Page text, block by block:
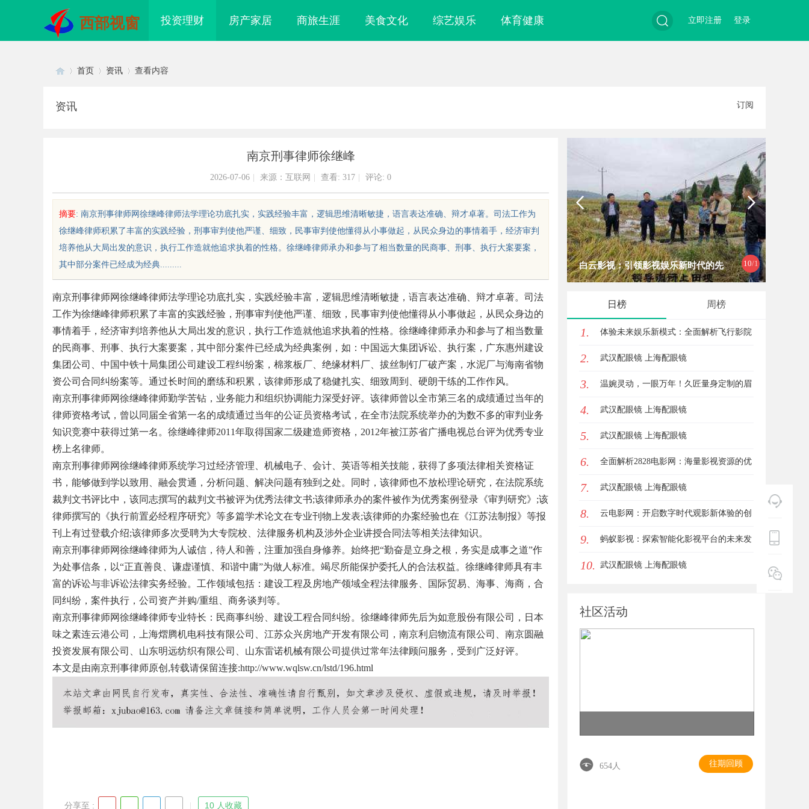
西部视窗 投资理财 房产家居 商旅生涯 美食文化 综艺娱乐 体育健康 登录
立即注册
sc
uz
!
Bo
首页 资讯 查看内容
资讯 订阅
南京刑事律师徐继峰
2026-07-06 来源：互联网 查看: 317 评论: 0
摘要: 南京刑事律师网徐继峰律师法学理论功底扎实，实践经验丰富，逻辑思维清晰敏捷，语言表达准确、辩才卓著。司法工作为
徐继峰律师积累了丰富的实践经验，刑事审判使他严谨、细致，民事审判使他懂得从小事做起，从民众身边的事情着手，经济审判
培养他从大局出发的意识，执行工作造就他追求执着的性格。徐继峰律师承办和参与了相当数量的民商事、刑事、执行大案要案，
其中部分案件已经成为经典.........
南京刑事律师网徐继峰律师法学理论功底扎实，实践经验丰富，逻辑思维清晰敏捷，语言表达准确、辩才卓著。司法
工作为徐继峰律师积累了丰富的实践经验，刑事审判使他严谨、细致，民事审判使他懂得从小事做起，从民众身边的
事情着手，经济审判培养他从大局出发的意识，执行工作造就他追求执着的性格。徐继峰律师承办和参与了相当数量
的民商事、刑事、执行大案要案，其中部分案件已经成为经典案例，如：中国远大集团诉讼、执行案，广东惠州建设
集团公司、中国中铁十局集团公司建设工程纠纷案，棉浆板厂、绝缘材料厂、拔丝制钉厂破产案，水泥厂与海南省物
资公司合同纠纷案等。通过长时间的磨练和积累，该律师形成了稳健扎实、细致周到、硬朗干练的工作作风。
南京刑事律师网徐继峰律师勤学苦钻，业务能力和组织协调能力深受好评。该律师曾以全市第三名的成绩通过当年的
律师资格考试，曾以同届全省第一名的成绩通过当年的公证员资格考试，在全市法院系统举办的为数不多的审判业务
知识竞赛中获得过第一名。徐继峰律师2011年取得国家二级建造师资格，2012年被江苏省广播电视总台评为优秀专业
榜上名律师。
南京刑事律师网徐继峰律师系统学习过经济管理、机械电子、会计、英语等相关技能，获得了多项法律相关资格证
书，能够做到学以致用、融会贯通，分析问题、解决问题有独到之处。同时，该律师也不放松理论研究，在法院系统
裁判文书评比中，该同志撰写的裁判文书被评为优秀法律文书;该律师承办的案件被作为优秀案例登录《审判研究》;该
律师撰写的《执行前置必经程序研究》等多篇学术论文在专业刊物上发表;该律师的办案经验也在《江苏法制报》等报
刊上有过登载介绍;该律师多次受聘为大专院校、法律服务机构及涉外企业讲授合同法等相关法律知识。
南京刑事律师网徐继峰律师为人诚信，待人和善，注重加强自身修养。始终把“勤奋是立身之根，务实是成事之道”作
为处事信条，以“正直善良、谦虚谨慎、和谐中庸”为做人标准。竭尽所能保护委托人的合法权益。徐继峰律师具有丰
富的诉讼与非诉讼法律实务经验。工作领域包括：建设工程及房地产领域全程法律服务、国际贸易、海事、海商，合
同纠纷，案件执行，公司资产并购/重组、商务谈判等。
南京刑事律师网徐继峰律师专业特长：民商事纠纷、建设工程合同纠纷。徐继峰律师先后为如意股份有限公司，日本
味之素连云港公司，上海熠腾机电科技有限公司、江苏众兴房地产开发有限公司，南京利启物流有限公司、南京圆融
投资发展有限公司、山东明远纺织有限公司、山东雷诺机械有限公司提供过常年法律顾问服务，受到广泛好评。
本文是由南京刑事律师原创,转载请保留连接:http://www.wqlsw.cn/lstd/196.html
分享至 : 10 人收藏
1/10
武汉配眼镜 上海配眼镜
锋力量
开店最怕“搜不到”为什么隔壁店铺没
日榜 周榜
1. 体验未来娱乐新模式：全面解析飞行影院
的魅力与发展前景
2. 武汉配眼镜 上海配眼镜
3. 温婉灵动，一眼万年！久匠量身定制的眉
眼唇，才是你整张脸的点睛之笔！淡颜系
女生的气质加分项
4. 武汉配眼镜 上海配眼镜
5. 武汉配眼镜 上海配眼镜
6. 全面解析2828电影网：海量影视资源的优
质观看平台
7. 武汉配眼镜 上海配眼镜
8. 云电影网：开启数字时代观影新体验的创
新平台
9. 蚂蚁影视：探索智能化影视平台的未来发
展路径
10. 武汉配眼镜 上海配眼镜
社区活动
654人 往期回顾